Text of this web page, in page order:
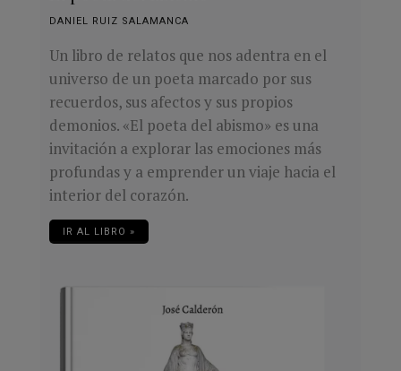
DANIEL RUIZ SALAMANCA
Un libro de relatos que nos adentra en el
universo de un poeta marcado por sus
recuerdos, sus afectos y sus propios
demonios. «El poeta del abismo» es una
invitación a explorar las emociones más
profundas y a emprender un viaje hacia el
interior del corazón.
IR AL LIBRO »